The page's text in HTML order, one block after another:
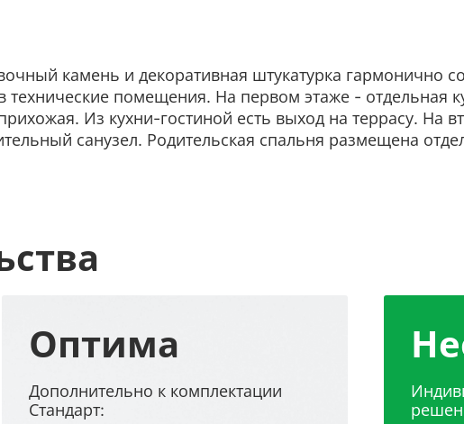
камень и декоративная штукатурка гармонично
помещения. На первом этаже - отдельная
Из кухни-гостиной есть выход на террасу. На
санузел. Родительская спальня размещена
Оптима
Дополнительно к комплектации
Стандарт: